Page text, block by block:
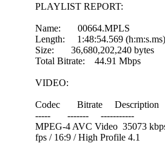
PLAYLIST REPORT:
Name: 00664.MPLS
Length: 1:48:54.569 (h:m:s.ms)
Size: 36,680,202,240 bytes
Total Bitrate: 44.91 Mbps
VIDEO:
Codec Bitrate Description
----- ------- -----------
MPEG-4 AVC Video 35073
fps / 16:9 / High Profile 4.1